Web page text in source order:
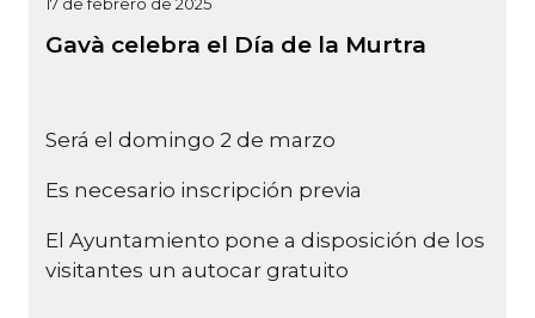
17 de febrero de 2025
Gavà celebra el Día de la Murtra
Será el domingo 2 de marzo
Es necesario inscripción previa
El Ayuntamiento pone a disposición de los
visitantes un autocar gratuito